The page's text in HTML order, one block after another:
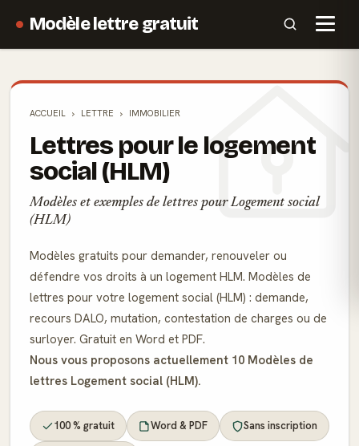
Modèle lettre gratuit
ACCUEIL LETTRE IMMOBILIER
Lettres pour le logement
social (HLM)
Modèles et exemples de lettres pour Logement social
(HLM)
Modèles gratuits pour demander, renouveler ou
défendre vos droits à un logement HLM. Modèles de
lettres pour votre logement social (HLM) : demande,
recours DALO, mutation, contestation de charges ou de
surloyer. Gratuit en Word et PDF.
Nous vous proposons actuellement 10 Modèles de
lettres Logement social (HLM).
100 % gratuit Word & PDF Sans inscription